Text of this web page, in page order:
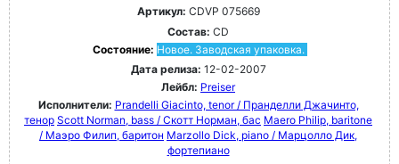
Артикул: CDVP 075669
Состав: CD
Состояние: Новое. Заводская упаковка.
Дата релиза: 12-02-2007
Лейбл: Preiser
Исполнители: Prandelli Giacinto, tenor / Пранделли Джачинто,
тенор Scott Norman, bass / Скотт Норман, бас Maero Philip, baritone
/ Маэро Филип, баритон Marzollo Dick, piano / Марцолло Дик,
фортепиано